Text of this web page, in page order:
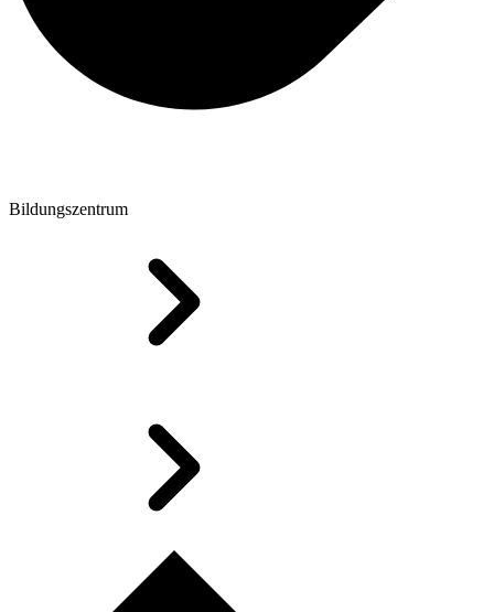
Bildungszentrum